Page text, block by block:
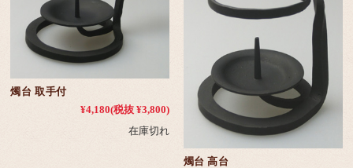
燭台 取手付
¥4,180(税抜 ¥3,800)
在庫切れ
燭台 高台